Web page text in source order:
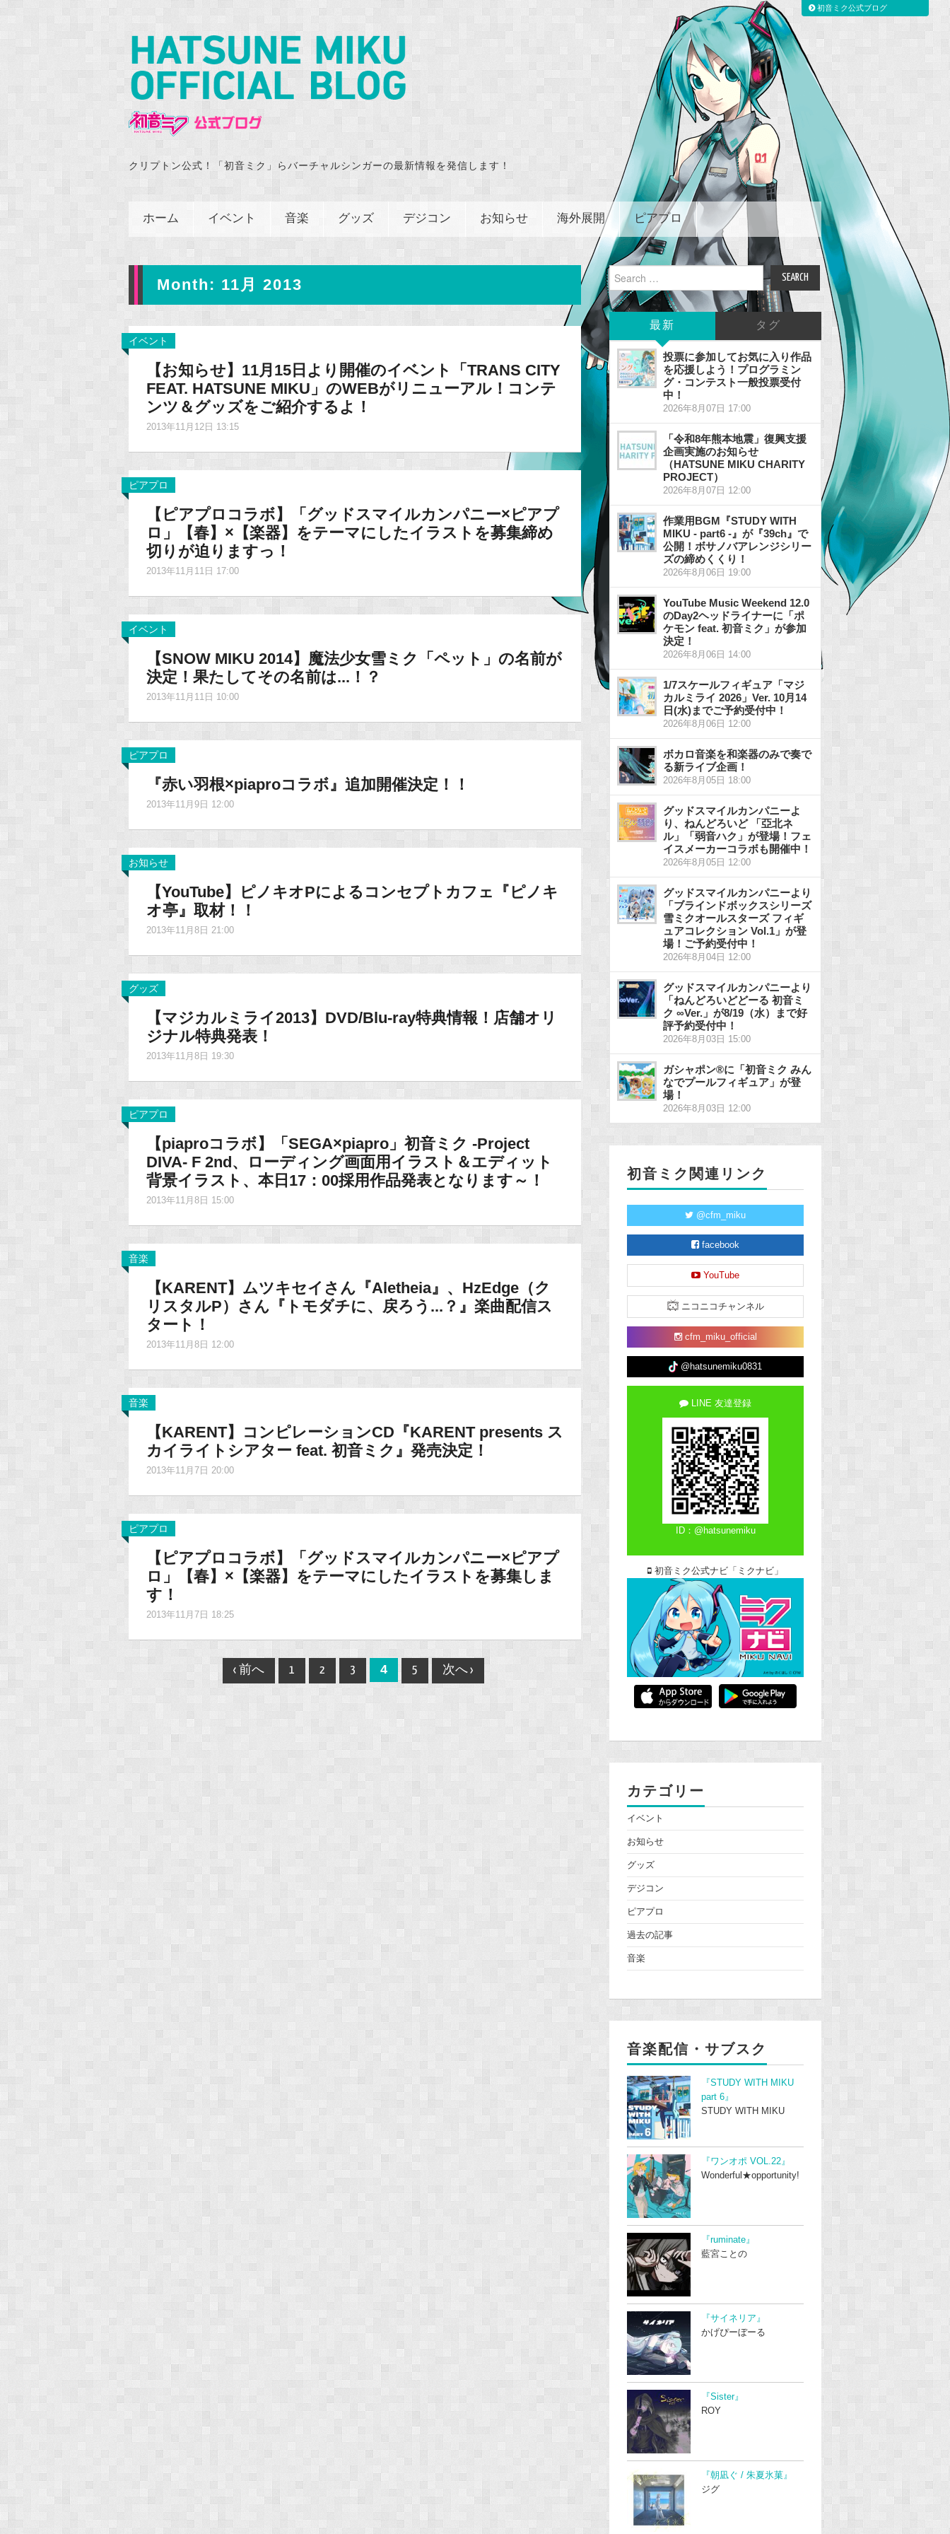
クリプトン公式！「初音ミク」らバーチャルシンガーの最新情報を発信します！
ホーム イベント 音楽 グッズ デジコン お知らせ 海外展開 ピアプロ
Month: 11月 2013
イベント
【お知らせ】11月15日より開催のイベント「TRANS CITY
FEAT. HATSUNE MIKU」のWEBがリニューアル！コンテ
ンツ＆グッズをご紹介するよ！
2013年11月12日 13:15
ピアプロ
【ピアプロコラボ】「グッドスマイルカンパニー×ピアプ
ロ」【春】×【楽器】をテーマにしたイラストを募集締め
切りが迫りますっ！
2013年11月11日 17:00
イベント
【SNOW MIKU 2014】魔法少女雪ミク「ペット」の名前が
決定！果たしてその名前は...！？
2013年11月11日 10:00
ピアプロ
『赤い羽根×piaproコラボ』追加開催決定！！
2013年11月9日 12:00
お知らせ
【YouTube】ピノキオPによるコンセプトカフェ『ピノキ
オ亭』取材！！
2013年11月8日 21:00
グッズ
【マジカルミライ2013】DVD/Blu-ray特典情報！店舗オリ
ジナル特典発表！
2013年11月8日 19:30
ピアプロ
【piaproコラボ】「SEGA×piapro」初音ミク -Project
DIVA- F 2nd、ローディング画面用イラスト＆エディット
背景イラスト、本日17：00採用作品発表となります～！
2013年11月8日 15:00
音楽
【KARENT】ムツキセイさん『Aletheia』、HzEdge（ク
リスタルP）さん『トモダチに、戻ろう...？』楽曲配信ス
タート！
2013年11月8日 12:00
音楽
【KARENT】コンピレーションCD『KARENT presents ス
カイライトシアター feat. 初音ミク』発売決定！
2013年11月7日 20:00
ピアプロ
【ピアプロコラボ】「グッドスマイルカンパニー×ピアプ
ロ」【春】×【楽器】をテーマにしたイラストを募集しま
す！
2013年11月7日 18:25
Post
‹ 前へ 1 2 3 4 5 次へ ›
Search
for:
最新 タグ
投票に参加してお気に入り作品
を応援しよう！プログラミン
グ・コンテスト一般投票受付
中！
2026年8月07日 17:00
「令和8年熊本地震」復興支援
企画実施のお知らせ
（HATSUNE MIKU CHARITY
PROJECT）
2026年8月07日 12:00
作業用BGM『STUDY WITH
MIKU - part6 -』が『39ch』で
公開！ボサノバアレンジシリー
ズの締めくくり！
2026年8月06日 19:00
YouTube Music Weekend 12.0
のDay2ヘッドライナーに「ポ
ケモン feat. 初音ミク」が参加
決定！
2026年8月06日 14:00
1/7スケールフィギュア「マジ
カルミライ 2026」Ver. 10月14
日(水)までご予約受付中！
2026年8月06日 12:00
ボカロ音楽を和楽器のみで奏で
る新ライブ企画！
2026年8月05日 18:00
グッドスマイルカンパニーよ
り、ねんどろいど 「亞北ネ
ル」「弱音ハク」が登場！フェ
イスメーカーコラボも開催中！
2026年8月05日 12:00
グッドスマイルカンパニーより
「ブラインドボックスシリーズ
雪ミクオールスターズ フィギ
ュアコレクション Vol.1」が登
場！ご予約受付中！
2026年8月04日 12:00
グッドスマイルカンパニーより
「ねんどろいどどーる 初音ミ
ク ∞Ver.」が8/19（水）まで好
評予約受付中！
2026年8月03日 15:00
ガシャポン®に「初音ミク みん
なでプールフィギュア」が登
場！
2026年8月03日 12:00
初音ミク関連リンク
@cfm_miku
facebook
YouTube
ニコニコチャンネル
cfm_miku_official
@hatsunemiku0831
LINE 友達登録
ID：@hatsunemiku
初音ミク公式ナビ「ミクナビ」
カテゴリー
イベント
お知らせ
グッズ
デジコン
ピアプロ
過去の記事
音楽
音楽配信・サブスク
『STUDY WITH MIKU
part 6』
STUDY WITH MIKU
『ワンオポ VOL.22』
Wonderful★opportunity!
『ruminate』
藍宮ことの
『サイネリア』
かげぴーぼーる
『Sister』
ROY
『朝凪ぐ / 朱夏氷菓』
ジグ
初音ミク公式ブログ